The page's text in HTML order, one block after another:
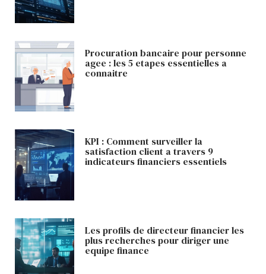
Procuration bancaire pour personne
agee : les 5 etapes essentielles a
connaitre
KPI : Comment surveiller la
satisfaction client a travers 9
indicateurs financiers essentiels
Les profils de directeur financier les
plus recherches pour diriger une
equipe finance